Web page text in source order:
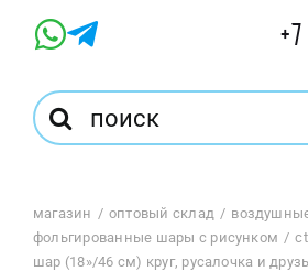
Результат
поиска:
Магазин
магазин оптовый склад
фольгированные шары с рисунком
шар (18»/46 см) круг, русалочка и